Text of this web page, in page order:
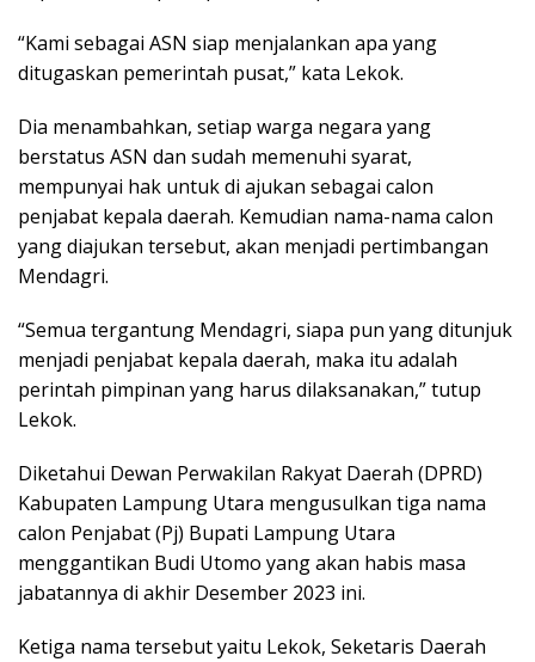
“Kami sebagai ASN siap menjalankan apa yang
ditugaskan pemerintah pusat,” kata Lekok.
Dia menambahkan, setiap warga negara yang
berstatus ASN dan sudah memenuhi syarat,
mempunyai hak untuk di ajukan sebagai calon
penjabat kepala daerah. Kemudian nama-nama calon
yang diajukan tersebut, akan menjadi pertimbangan
Mendagri.
“Semua tergantung Mendagri, siapa pun yang ditunjuk
menjadi penjabat kepala daerah, maka itu adalah
perintah pimpinan yang harus dilaksanakan,” tutup
Lekok.
Diketahui Dewan Perwakilan Rakyat Daerah (DPRD)
Kabupaten Lampung Utara mengusulkan tiga nama
calon Penjabat (Pj) Bupati Lampung Utara
menggantikan Budi Utomo yang akan habis masa
jabatannya di akhir Desember 2023 ini.
Ketiga nama tersebut yaitu Lekok, Seketaris Daerah